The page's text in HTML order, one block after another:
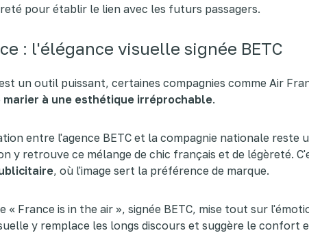
pour établir le lien avec les futurs passagers.
: l'élégance visuelle signée BETC
un outil puissant, certaines compagnies comme Air
marier à une esthétique irréprochable.
entre l'agence BETC et la compagnie nationale reste
y retrouve ce mélange de chic français et de légèreté.
, où l'image sert la préférence de marque.
« France is in the air », signée BETC, mise tout sur
y remplace les longs discours et suggère le confort